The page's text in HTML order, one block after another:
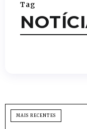
Tag
MAIS RECENTES